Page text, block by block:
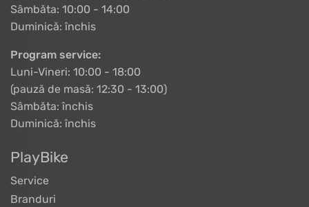
Sâmbăta: 10:00 - 14:00
Duminică: închis
Program service:
Luni-Vineri: 10:00 - 18:00
(pauză de masă: 12:30 - 13:00)
Sâmbăta: închis
Duminică: închis
PlayBike
Service
Branduri